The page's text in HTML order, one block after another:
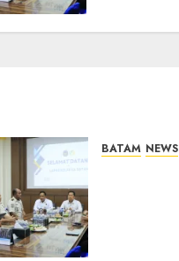
BATAM NEWS